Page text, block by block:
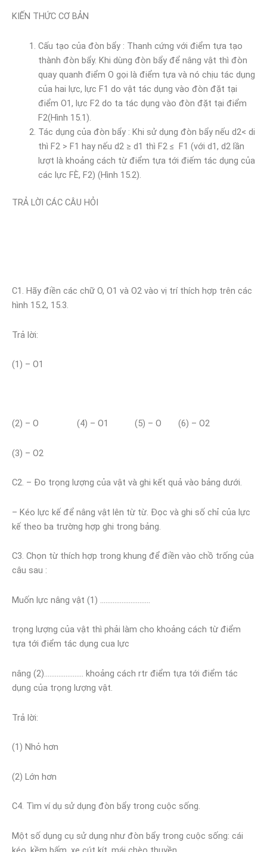
KIẾN THỨC CƠ BẢN
Cấu tạo của đòn bẩy : Thanh cứng với điểm tựa tạo
thành đòn bẩy. Khi dùng đòn bẩy để nâng vật thì đòn
quay quanh điểm O gọi là điểm tựa và nó chịu tác dụng
của hai lực, lực F1 do vật tác dụng vào đòn đặt tại
điểm O1, lực F2 do ta tác dụng vào đòn đặt tại điểm
F2(Hình 15.1).
Tác dụng của đòn bẩy : Khi sử dụng đòn bẩy nếu d2< di
thì F2 > F1 hay nếu d2 ≥ d1 thì F2 ≤ F1 (với d1, d2 lần
lượt là khoảng cách từ điểm tựa tới điếm tác dụng của
các lực FÈ, F2) (Hình 15.2).
TRẢ LỜI CÁC CÂU HỎI
C1. Hãy điền các chữ O, O1 và O2 vào vị trí thích hợp trên các
hình 15.2, 15.3.
Trả lời:
(1) – O1
(2) – O (4) – O1 (5) – O (6) – O2
(3) – O2
C2. – Đo trọng lượng của vật và ghi kết quả vào bảng dưới.
– Kéo lực kế để nâng vật lên từ từ. Đọc và ghi số chỉ của lực
kế theo ba trường hợp ghi trong bảng.
C3. Chọn từ thích hợp trong khung để điền vào chồ trống của
câu sau :
Muốn lực nâng vật (1) ……………………….
trọng lượng của vật thì phải làm cho khoảng cách từ điểm
tựa tới điểm tác dụng cua lực
nâng (2)…………………. khoảng cách rtr điểm tựa tới điểm tác
dụng của trọng lượng vật.
Trả lời:
(1) Nhỏ hơn
(2) Lớn hơn
C4. Tìm ví dụ sử dụng đòn bẩy trong cuộc sống.
Một số dụng cụ sử dụng như đòn bẩy trong cuộc sống: cái